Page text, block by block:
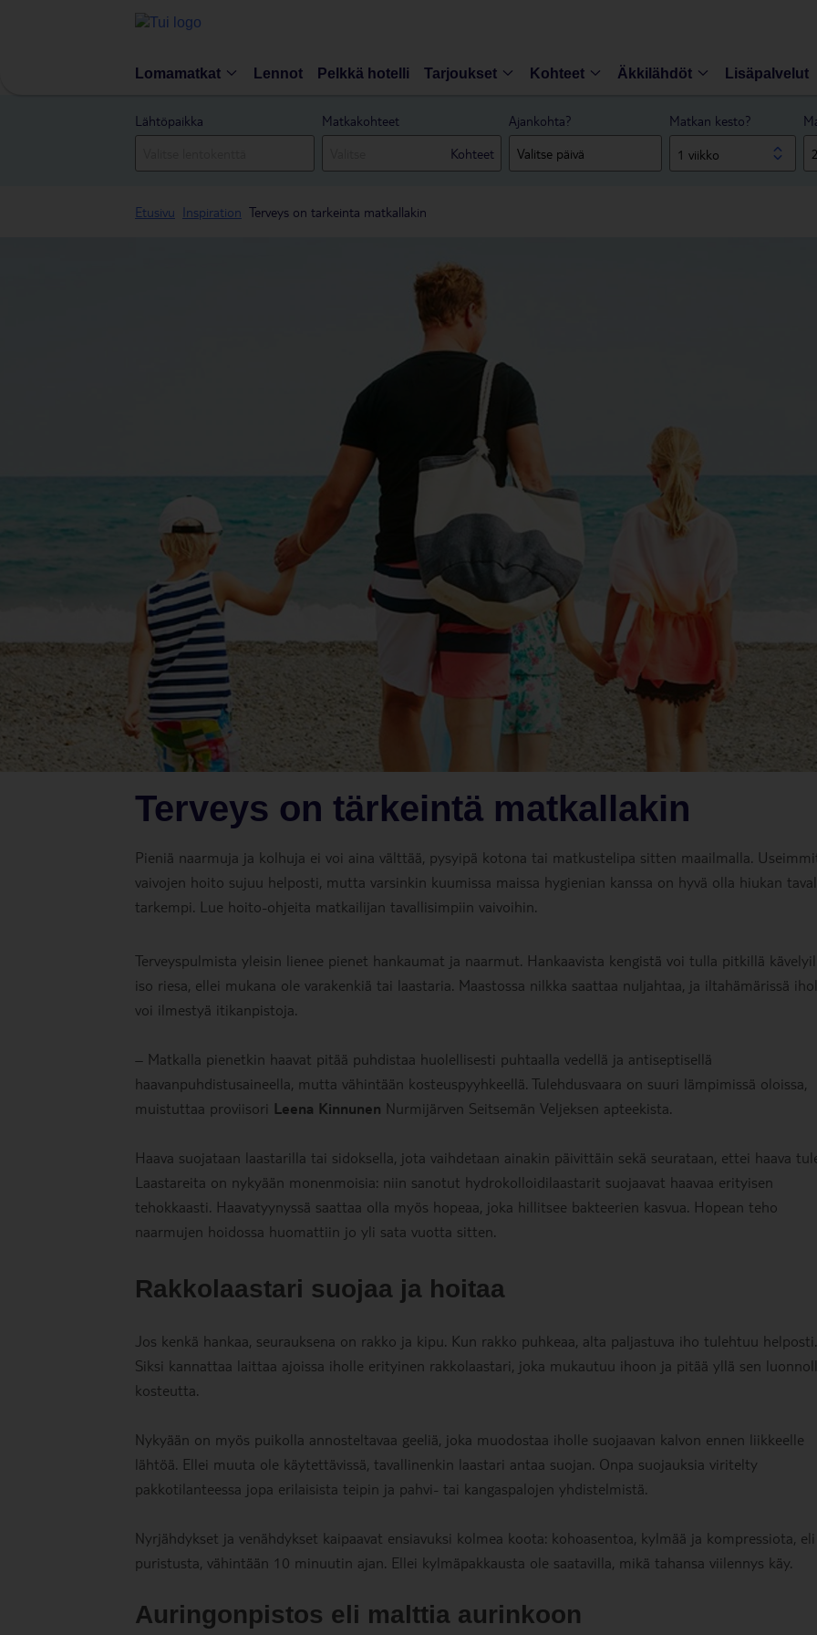
Lomamatkat Lennot Pelkkä hotelli Tarjoukset Kohteet Äkkilähdöt Lisäpalvelut
Lähtöpaikka
Matkakohteet
Kohteet
Ajankohta? Matkan kesto?
1 viikko
Etusivu Inspiration Terveys on tarkeinta matkallakin
Terveys on tärkeintä matkallakin
Pieniä naarmuja ja kolhuja ei voi aina välttää, pysyipä kotona tai matkustelipa sitten maailmalla.
vaivojen hoito sujuu helposti, mutta varsinkin kuumissa maissa hygienian kanssa on hyvä olla hiukan
tarkempi. Lue hoito-ohjeita matkailijan tavallisimpiin vaivoihin.
Terveyspulmista yleisin lienee pienet hankaumat ja naarmut. Hankaavista kengistä voi tulla pitkillä
iso riesa, ellei mukana ole varakenkiä tai laastaria. Maastossa nilkka saattaa nuljahtaa, ja iltahämärissä
voi ilmestyä itikanpistoja.
– Matkalla pienetkin haavat pitää puhdistaa huolellisesti puhtaalla vedellä ja antiseptisellä
haavanpuhdistusaineella, mutta vähintään kosteuspyyhkeellä. Tulehdusvaara on suuri lämpimissä oloissa,
muistuttaa proviisori Leena Kinnunen Nurmijärven Seitsemän Veljeksen apteekista.
Haava suojataan laastarilla tai sidoksella, jota vaihdetaan ainakin päivittäin sekä seurataan, ettei haava
Laastareita on nykyään monenmoisia: niin sanotut hydrokolloidilaastarit suojaavat haavaa erityisen
tehokkaasti. Haavatyynyssä saattaa olla myös hopeaa, joka hillitsee bakteerien kasvua. Hopean teho
naarmujen hoidossa huomattiin jo yli sata vuotta sitten.
Rakkolaastari suojaa ja hoitaa
Jos kenkä hankaa, seurauksena on rakko ja kipu. Kun rakko puhkeaa, alta paljastuva iho tulehtuu helposti.
Siksi kannattaa laittaa ajoissa iholle erityinen rakkolaastari, joka mukautuu ihoon ja pitää yllä sen
kosteutta.
Nykyään on myös puikolla annosteltavaa geeliä, joka muodostaa iholle suojaavan kalvon ennen liikkeelle
lähtöä. Ellei muuta ole käytettävissä, tavallinenkin laastari antaa suojan. Onpa suojauksia viritelty
pakkotilanteessa jopa erilaisista teipin ja pahvi- tai kangaspalojen yhdistelmistä.
Nyrjähdykset ja venähdykset kaipaavat ensiavuksi kolmea koota: kohoasentoa, kylmää ja kompressiota, eli
puristusta, vähintään 10 minuutin ajan. Ellei kylmäpakkausta ole saatavilla, mikä tahansa viilennys käy.
Auringonpistos eli malttia aurinkoon